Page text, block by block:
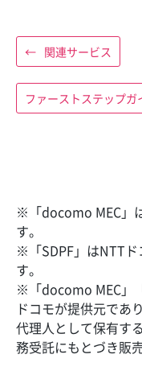
← 関連サービス
ファーストステップガ
※「docomo MEC」
す。
※「SDPF」はNTT
す。
※「docomo MEC」
ドコモが提供元であ
代理人として保有す
務受託にもとづき販